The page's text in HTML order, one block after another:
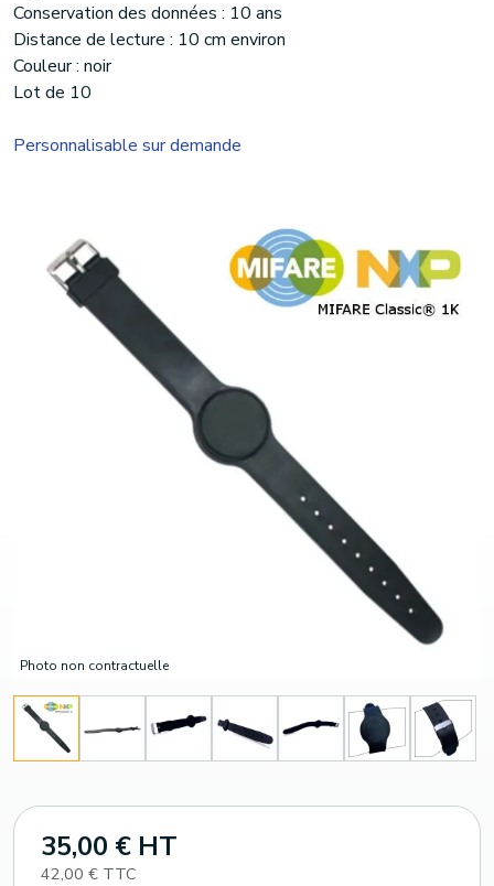
Photo non contractuelle
Conservation des données : 10 ans
Distance de lecture : 10 cm environ
Couleur : noir
Lot de 10
Personnalisable sur demande
35,00 € HT
42,00 € TTC